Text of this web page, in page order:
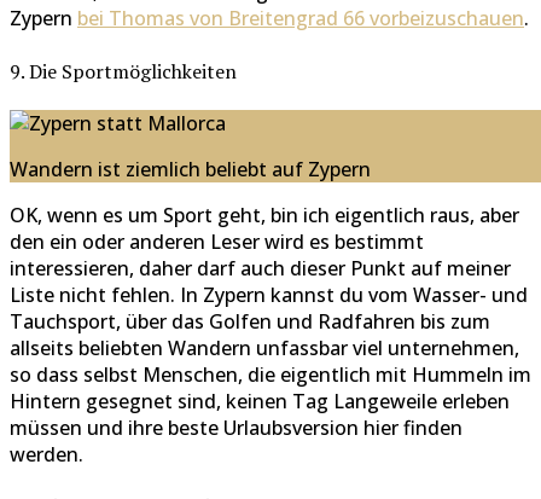
Zypern bei Thomas von Breitengrad 66 vorbeizuschauen.
9. Die Sportmöglichkeiten
Wandern ist ziemlich beliebt auf Zypern
OK, wenn es um Sport geht, bin ich eigentlich raus, aber
den ein oder anderen Leser wird es bestimmt
interessieren, daher darf auch dieser Punkt auf meiner
Liste nicht fehlen. In Zypern kannst du vom Wasser- und
Tauchsport, über das Golfen und Radfahren bis zum
allseits beliebten Wandern unfassbar viel unternehmen,
so dass selbst Menschen, die eigentlich mit Hummeln im
Hintern gesegnet sind, keinen Tag Langeweile erleben
müssen und ihre beste Urlaubsversion hier finden
werden.